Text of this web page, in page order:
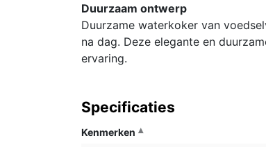
Duurzaam ontwerp
Duurzame waterkoker van
na dag. Deze elegante en
ervaring.
Specificaties
Kenmerken